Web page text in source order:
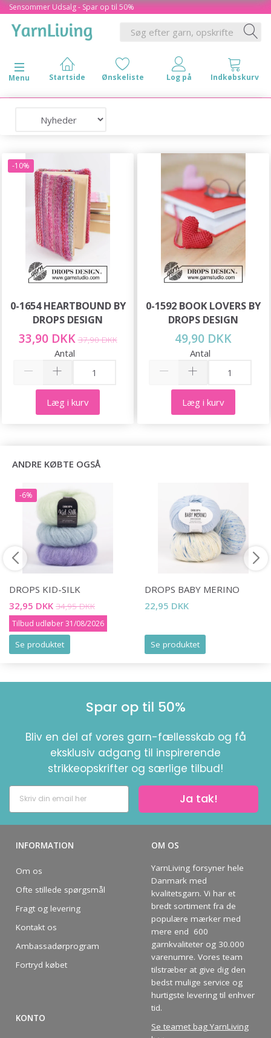
Sensommer Udsalg - Spar op til 50%
Skifte navigation
Menu
-10%
0-1654 HEARTBOUND BY
DROPS DESIGN
33,90 DKK 37,90 DKK
Antal
Læg i kurv
0-1592 BOOK LOVERS BY
DROPS DESIGN
49,90 DKK
Antal
Læg i kurv
ANDRE KØBTE OGSÅ
-6%
DROPS KID-SILK
32,95 DKK 34,95 DKK
Tilbud udløber 31/08/2026
Se produktet
DROPS BABY MERINO
22,95 DKK
Se produktet
Spar op til 50%
Bliv en del af vores garn-fællesskab og få
eksklusiv adgang til inspirerende
strikkeopskrifter og særlige tilbud!
Ja tak!
INFORMATION
Om os
Ofte stillede spørgsmål
Fragt og levering
Kontakt os
Ambassadørprogram
Fortryd købet
KONTO
OM OS
YarnLiving forsyner hele
Danmark med
kvalitetsgarn. Vi har et
bredt sortiment fra de
populære mærker med
mere end 600
garnkvaliteter og 30.000
varenumre. Vores team
tilstræber at give dig den
bedst mulige service og
hurtigste levering til enhver
tid.
Se teamet bag YarnLiving
Spar op til 50%
Bliv en del af vores garn-fællesskab
og få eksklusiv adgang til inspirerende
strikkeopskrifter og særlige tilbud!
Ja tak